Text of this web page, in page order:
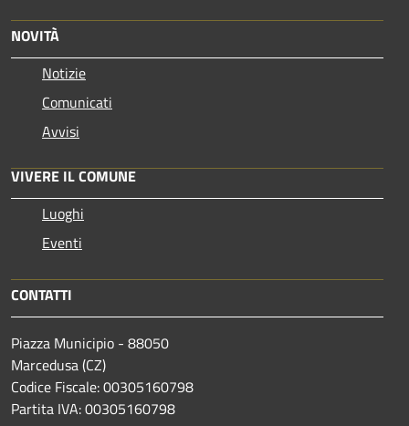
NOVITÀ
Notizie
Comunicati
Avvisi
VIVERE IL COMUNE
Luoghi
Eventi
CONTATTI
Piazza Municipio - 88050
Marcedusa (CZ)
Codice Fiscale: 00305160798
Partita IVA: 00305160798